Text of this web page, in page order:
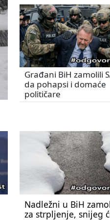
Građani BiH zamolili
da pohapsi i domaće
političare
Nadležni u BiH
za strpljenje, snijeg